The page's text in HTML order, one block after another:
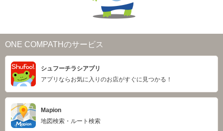
ONE COMPATHのサービス
シュフーチラシアプリ
アプリならお気に入りのお店がすぐに見つかる！
Mapion
地図検索・ルート検索